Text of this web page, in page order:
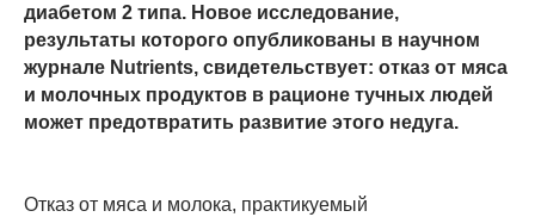
диабетом 2 типа. Новое исследование,
результаты которого опубликованы в научном
журнале Nutrients, свидетельствует: отказ от мяса
и молочных продуктов в рационе тучных людей
может предотвратить развитие этого недуга.
Отказ от мяса и молока, практикуемый